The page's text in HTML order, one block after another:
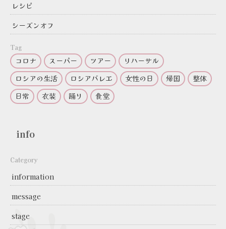
レシピ
シーズンオフ
Tag
コロナ スーパー ツアー
リハーサル
ロシアの生活
ロシアバレエ 女性の日 帰国
整体
日常
衣装 踊り 食堂
info
Category
information
message
stage